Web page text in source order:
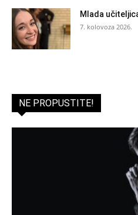
Mlada
7. kolovoza 2026.
NE PROPUSTITE!